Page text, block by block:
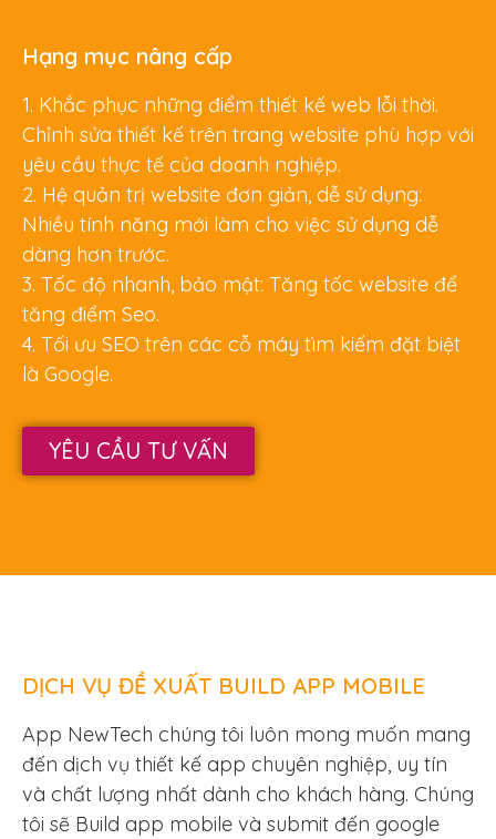
Hạng mục nâng cấp
1. Khắc phục những điểm thiết kế web lỗi thời.
Chỉnh sửa thiết kế trên trang website phù hợp với
yêu cầu thực tế của doanh nghiệp.
2. Hệ quản trị website đơn giản, dễ sử dụng:
Nhiều tính năng mới làm cho việc sử dụng dễ
dàng hơn trước.
3. Tốc độ nhanh, bảo mật: Tăng tốc website để
tăng điểm Seo.
4. Tối ưu SEO trên các cỗ máy tìm kiếm đặt biệt
là Google.
YÊU CẦU TƯ VẤN
DỊCH VỤ ĐỀ XUẤT BUILD APP MOBILE
App NewTech chúng tôi luôn mong muốn mang
đến dịch vụ thiết kế app chuyên nghiệp, uy tín
và chất lượng nhất dành cho khách hàng. Chúng
tôi sẽ Build app mobile và submit đến google